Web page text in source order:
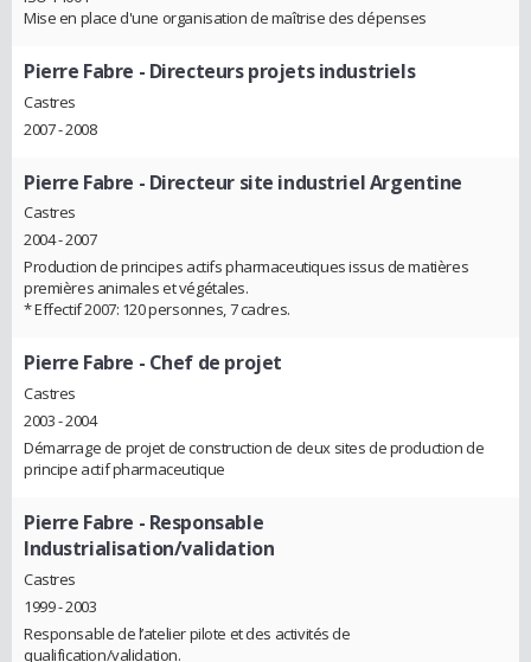
Mise en place d'une organisation de maîtrise des dépenses
Pierre Fabre - Directeurs projets industriels
Castres
2007 - 2008
Pierre Fabre - Directeur site industriel Argentine
Castres
2004 - 2007
Production de principes actifs pharmaceutiques issus de matières
premières animales et végétales.
* Effectif 2007: 120 personnes, 7 cadres.
Pierre Fabre - Chef de projet
Castres
2003 - 2004
Démarrage de projet de construction de deux sites de production de
principe actif pharmaceutique
Pierre Fabre - Responsable
Industrialisation/validation
Castres
1999 - 2003
Responsable de l’atelier pilote et des activités de
qualification/validation.